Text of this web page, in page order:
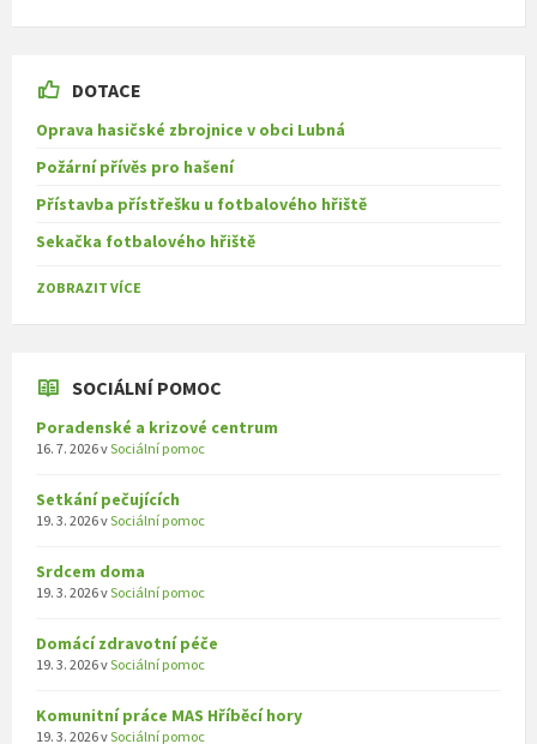
DOTACE
Oprava hasičské zbrojnice v obci Lubná
Požární přívěs pro hašení
Přístavba přístřešku u fotbalového hřiště
Sekačka fotbalového hřiště
ZOBRAZIT VÍCE
SOCIÁLNÍ POMOC
Poradenské a krizové centrum
16. 7. 2026vSociální pomoc
Setkání pečujících
19. 3. 2026vSociální pomoc
Srdcem doma
19. 3. 2026vSociální pomoc
Domácí zdravotní péče
19. 3. 2026vSociální pomoc
Komunitní práce MAS Hříběcí hory
19. 3. 2026vSociální pomoc